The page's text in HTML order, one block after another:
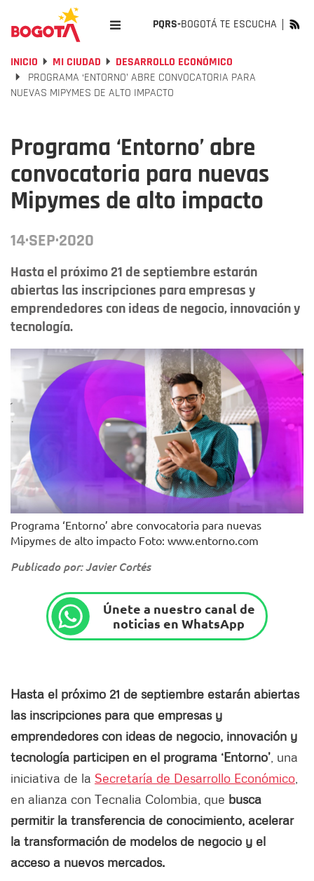
PQRS-BOGOTÁ TE ESCUCHA
INICIO MI CIUDAD
DESARROLLO ECONÓMICO
PROGRAMA ‘ENTORNO’ ABRE CONVOCATORIA PARA
NUEVAS MIPYMES DE ALTO IMPACTO
Programa ‘Entorno’ abre
convocatoria para nuevas
Mipymes de alto impacto
14·SEP·2020
Hasta el próximo 21 de septiembre estarán
abiertas las inscripciones para empresas y
emprendedores con ideas de negocio, innovación y
tecnología.
Programa ‘Entorno’ abre convocatoria para nuevas
Mipymes de alto impacto Foto: www.entorno.com
Publicado por: Javier Cortés
Únete a nuestro canal de
noticias en WhatsApp
Hasta el próximo 21 de septiembre estarán abiertas
las inscripciones para que empresas y
emprendedores con ideas de negocio, innovación y
tecnología participen en el programa ‘Entorno’ , una
iniciativa de la Secretaría de Desarrollo Económico
en alianza con Tecnalia Colombia, que busca
permitir la transferencia de conocimiento, acelerar
la transformación de modelos de negocio y el
acceso a nuevos mercados.